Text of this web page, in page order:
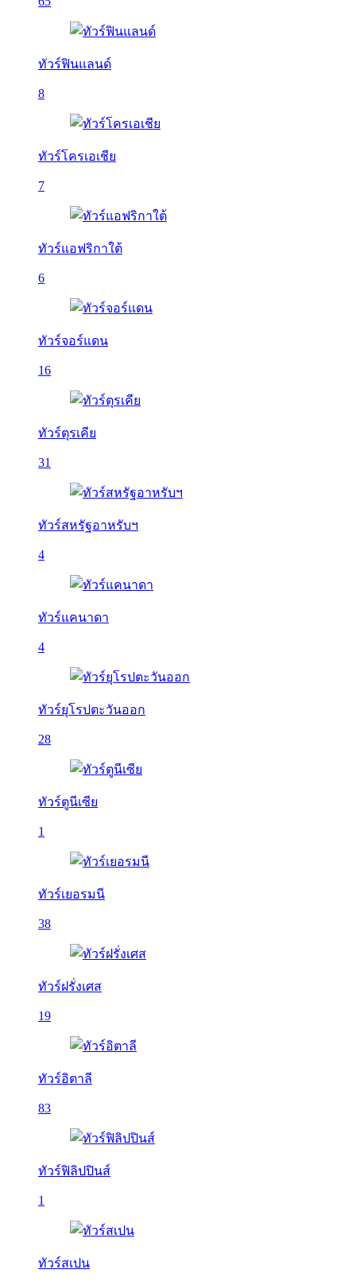
ทัวร์ฟินแลนด์
8
ทัวร์โครเอเชีย
7
ทัวร์แอฟริกาใต้
6
ทัวร์จอร์แดน
16
ทัวร์ตุรเคีย
31
ทัวร์สหรัฐอาหรับฯ
4
ทัวร์แคนาดา
4
ทัวร์ยุโรปตะวันออก
28
ทัวร์ตูนีเซีย
1
ทัวร์เยอรมนี
38
ทัวร์ฝรั่งเศส
19
ทัวร์อิตาลี
83
ทัวร์ฟิลิปปินส์
1
ทัวร์สเปน